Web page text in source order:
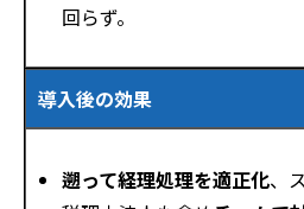
回らず。
導入後の効果
遡って経理処理を適正化、